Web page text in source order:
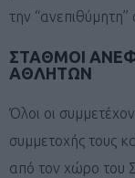
την
ΣΤΑΘΜΟΙ
ΑΘΛΗΤΩΝ
Όλοι οι
συμμετοχής τους
από τον χώρο του